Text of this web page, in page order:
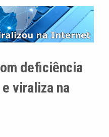
deficiência
viraliza na